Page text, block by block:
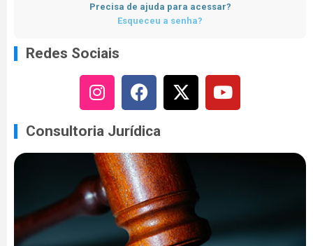
Precisa de ajuda para acessar?
Esqueceu a senha?
Redes Sociais
Consultoria Jurídica